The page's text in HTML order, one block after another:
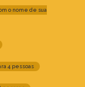
o nome de sua
4 pessoas